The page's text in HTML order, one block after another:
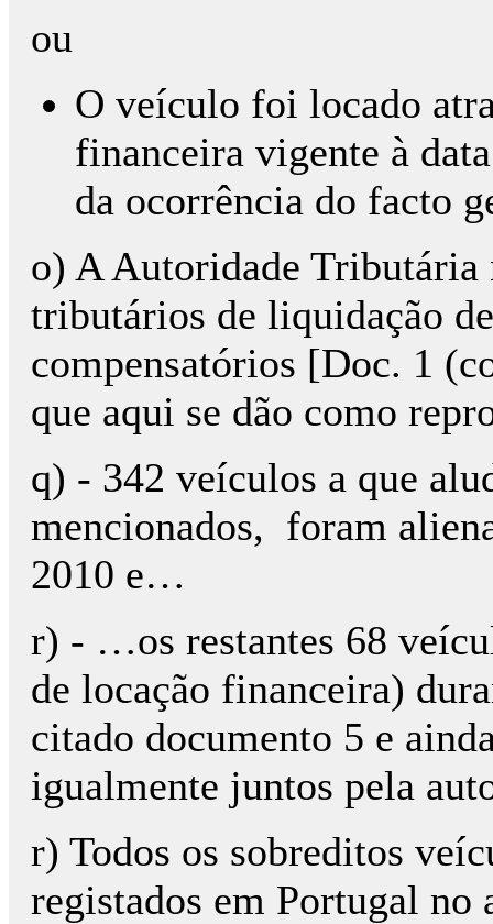
ou
O veículo foi locado
financeira vigente à
da ocorrência do facto
o) A Autoridade Tributária
tributários de liquidação
compensatórios [Doc. 1
que aqui se dão como
q) - 342 veículos a que
mencionados, foram
2010 e…
r) - …os restantes 68
de locação financeira)
citado documento 5 e
igualmente juntos pela
r) Todos os sobreditos
registados em Portugal no